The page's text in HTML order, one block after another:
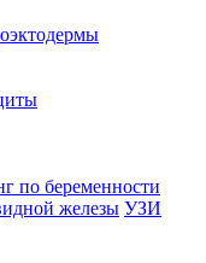
по беременности
железы УЗИ